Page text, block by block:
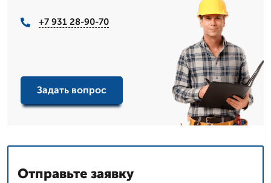
+7 931 28-90-70
Задать вопрос
Отправьте заявку